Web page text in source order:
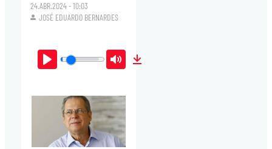
24.ABR.2024 - 10:03
JOSÉ EDUARDO BERNARDES
Play Mute